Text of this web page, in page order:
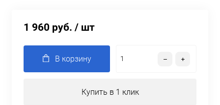
1 960 руб. / шт
В корзину
Купить в 1 клик